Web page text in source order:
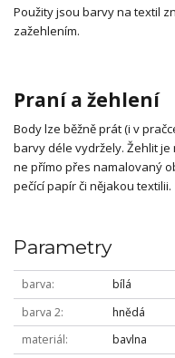
Použity jsou barvy na textil
zažehlením.
Praní a žehlení
Body lze běžně prát (i v
barvy déle vydržely. Žehlit
ne přímo přes namalovaný
pečící papír či nějakou textilii.
Parametry
barva
bílá
barva 2
hnědá
materiál
bavlna